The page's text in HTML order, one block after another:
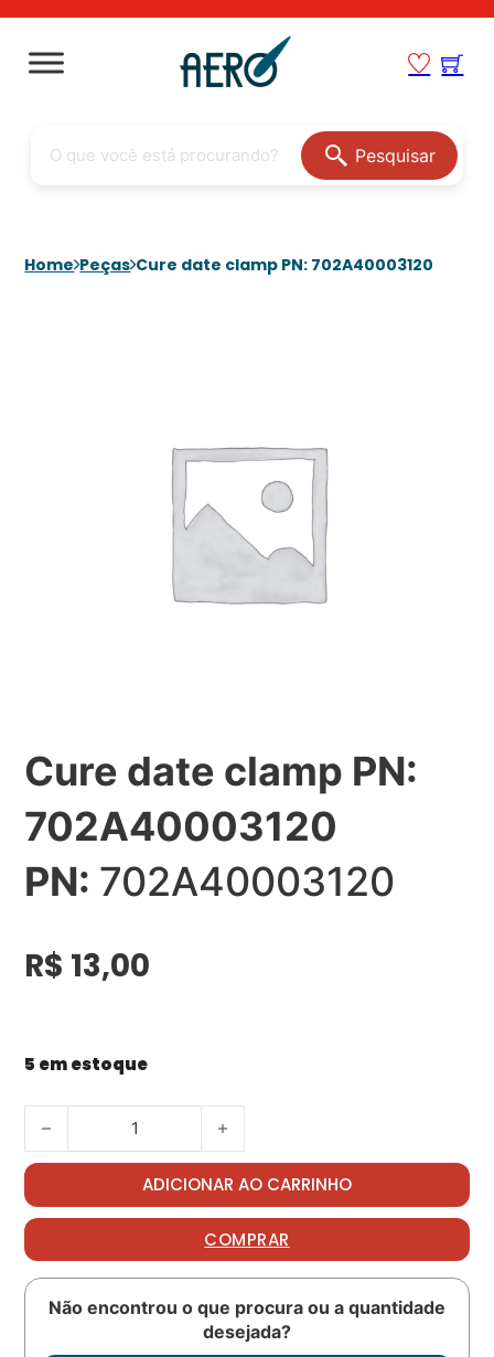
Pesquisar
Home Peças Cure date clamp PN: 702A40003120
Cure date clamp PN:
702A40003120
PN: 702A40003120
R$ 13,00
5 em estoque
Cure date clamp PN: 702A40003120 quantidade
ADICIONAR AO CARRINHO
COMPRAR
Não encontrou o que procura ou a quantidade
desejada?